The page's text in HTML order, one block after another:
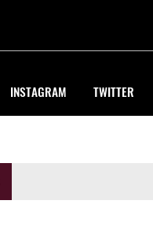
INSTAGRAM TWITTER